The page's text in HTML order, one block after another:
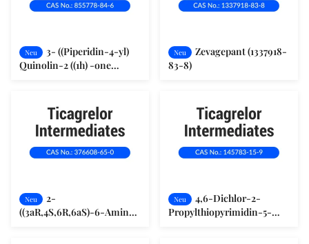
Neu
3- ((Piperidin-4-yl)
Quinolin-2 ((1h) -one
Neu
Zevagepant (1337918-
83-8)
Neu
2-
((3aR,4S,6R,6aS)-6-Amino-
Neu
4,6-Dichlor-2-
Propylthiopyrimidin-5-